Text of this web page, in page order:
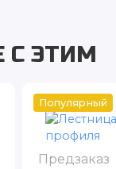
С ЭТИМ
Популярный
Предзаказ